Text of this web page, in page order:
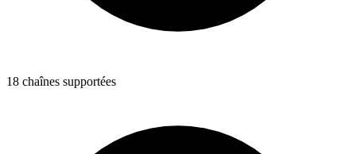
18 chaînes supportées